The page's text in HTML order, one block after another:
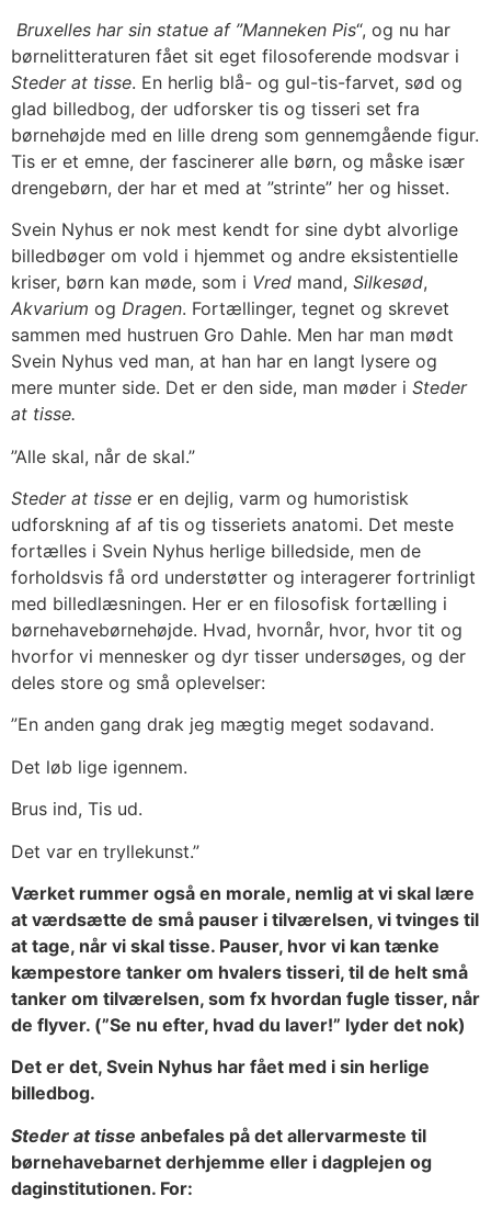
Bruxelles har sin statue af ”Manneken Pis“, og nu har
børnelitteraturen fået sit eget filosoferende modsvar i
Steder at tisse. En herlig blå- og gul-tis-farvet, sød og
glad billedbog, der udforsker tis og tisseri set fra
børnehøjde med en lille dreng som gennemgående figur.
Tis er et emne, der fascinerer alle børn, og måske især
drengebørn, der har et med at ”strinte” her og hisset.
Svein Nyhus er nok mest kendt for sine dybt alvorlige
billedbøger om vold i hjemmet og andre eksistentielle
kriser, børn kan møde, som i Vred mand, Silkesød,
Akvarium og Dragen. Fortællinger, tegnet og skrevet
sammen med hustruen Gro Dahle. Men har man mødt
Svein Nyhus ved man, at han har en langt lysere og
mere munter side. Det er den side, man møder i Steder
at tisse.
”Alle skal, når de skal.”
Steder at tisse er en dejlig, varm og humoristisk
udforskning af af tis og tisseriets anatomi. Det meste
fortælles i Svein Nyhus herlige billedside, men de
forholdsvis få ord understøtter og interagerer fortrinligt
med billedlæsningen. Her er en filosofisk fortælling i
børnehavebørnehøjde. Hvad, hvornår, hvor, hvor tit og
hvorfor vi mennesker og dyr tisser undersøges, og der
deles store og små oplevelser:
”En anden gang drak jeg mægtig meget sodavand.
Det løb lige igennem.
Brus ind, Tis ud.
Det var en tryllekunst.”
Værket rummer også en morale, nemlig at vi skal lære
at værdsætte de små pauser i tilværelsen, vi tvinges til
at tage, når vi skal tisse. Pauser, hvor vi kan tænke
kæmpestore tanker om hvalers tisseri, til de helt små
tanker om tilværelsen, som fx hvordan fugle tisser, når
de flyver. (”Se nu efter, hvad du laver!” lyder det nok)
Det er det, Svein Nyhus har fået med i sin herlige
billedbog.
Steder at tisse anbefales på det allervarmeste til
børnehavebarnet derhjemme eller i dagplejen og
daginstitutionen. For: